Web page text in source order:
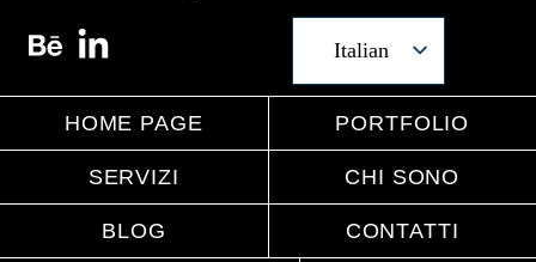
Italian
English
HOME PAGE
PORTFOLIO
SERVIZI CHI SONO
BLOG CONTATTI